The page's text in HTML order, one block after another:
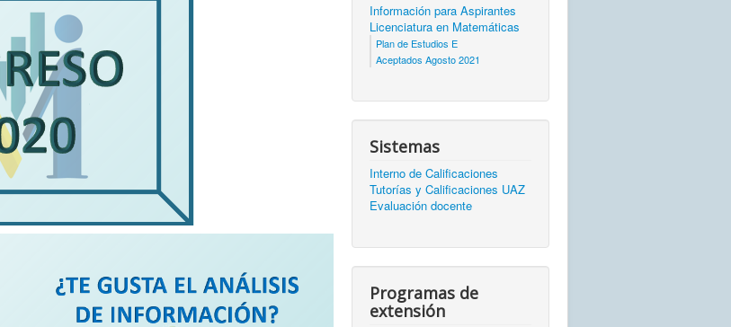
Información para Aspirantes
Licenciatura en Matemáticas
Plan de Estudios E
Aceptados Agosto 2021
Sistemas
Interno de Calificaciones
Tutorías y Calificaciones UAZ
Evaluación docente
Programas de
extensión